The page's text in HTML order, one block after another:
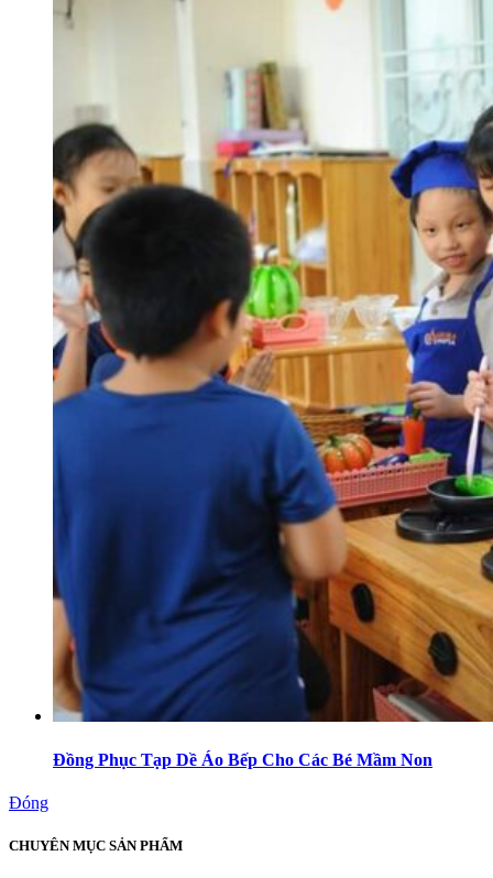
Đồng Phục Tạp Dề Áo Bếp Cho Các Bé Mầm Non
Đóng
CHUYÊN MỤC SẢN PHẨM